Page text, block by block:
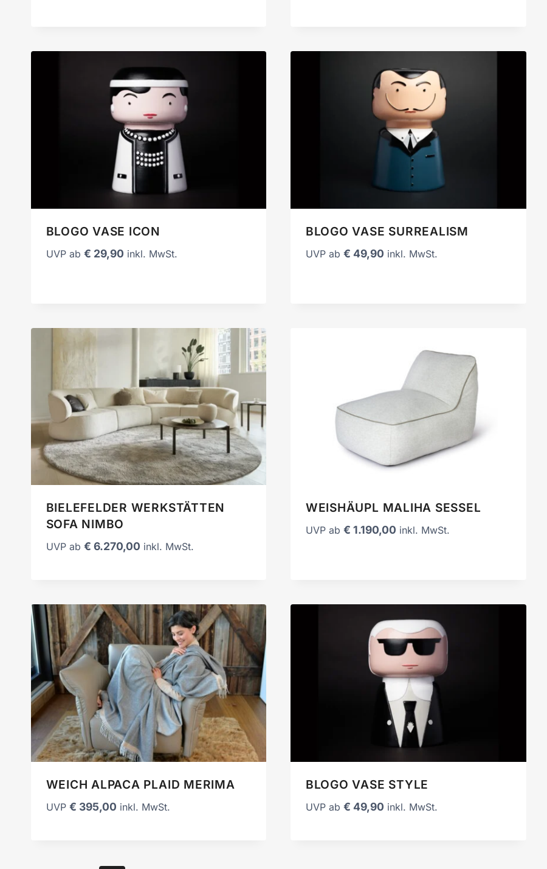
BLOGO VASE ICON
UVP ab € 29,90 inkl. MwSt.
BLOGO VASE SURREALISM
UVP ab € 49,90 inkl. MwSt.
BIELEFELDER WERKSTÄTTEN
SOFA NIMBO
UVP ab € 6.270,00 inkl. MwSt.
WEISHÄUPL MALIHA SESSEL
UVP ab € 1.190,00 inkl. MwSt.
WEICH ALPACA PLAID MERIMA
UVP € 395,00 inkl. MwSt.
BLOGO VASE STYLE
UVP ab € 49,90 inkl. MwSt.